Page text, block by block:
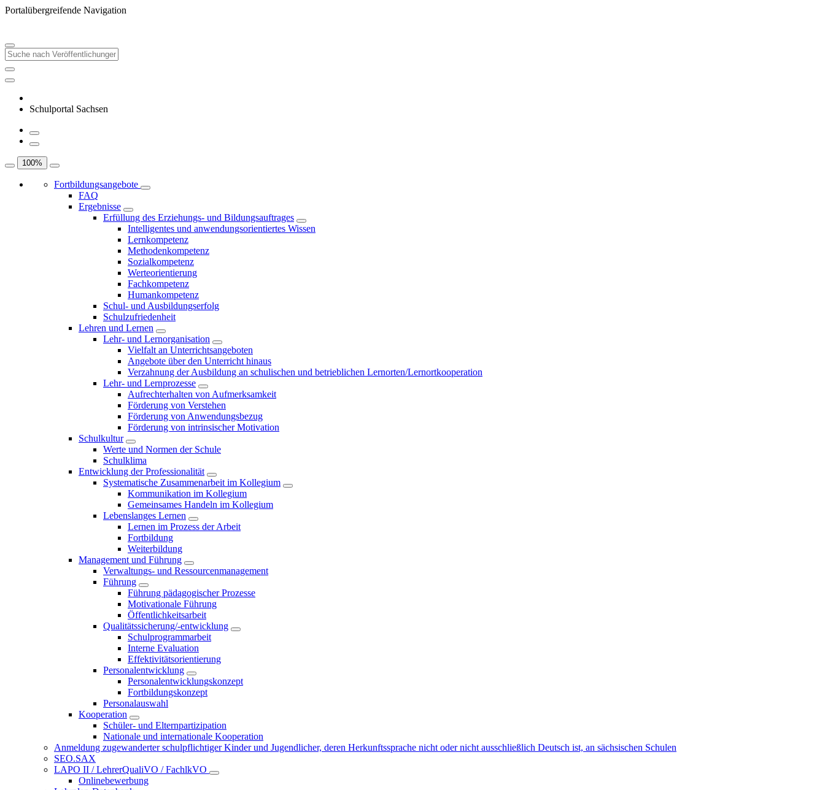
Portalübergreifende Navigation
Schulportal Sachsen
100%
Fortbildungsangebote
FAQ
Ergebnisse
Erfüllung des Erziehungs- und Bildungsauftrages
Intelligentes und anwendungsorientiertes Wissen
Lernkompetenz
Methodenkompetenz
Sozialkompetenz
Werteorientierung
Fachkompetenz
Humankompetenz
Schul- und Ausbildungserfolg
Schulzufriedenheit
Lehren und Lernen
Lehr- und Lernorganisation
Vielfalt an Unterrichtsangeboten
Angebote über den Unterricht hinaus
Verzahnung der Ausbildung an schulischen und betrieblichen Lernorten/Lernortkooperation
Lehr- und Lernprozesse
Aufrechterhalten von Aufmerksamkeit
Förderung von Verstehen
Förderung von Anwendungsbezug
Förderung von intrinsischer Motivation
Schulkultur
Werte und Normen der Schule
Schulklima
Entwicklung der Professionalität
Systematische Zusammenarbeit im Kollegium
Kommunikation im Kollegium
Gemeinsames Handeln im Kollegium
Lebenslanges Lernen
Lernen im Prozess der Arbeit
Fortbildung
Weiterbildung
Management und Führung
Verwaltungs- und Ressourcenmanagement
Führung
Führung pädagogischer Prozesse
Motivationale Führung
Öffentlichkeitsarbeit
Qualitätssicherung/-entwicklung
Schulprogrammarbeit
Interne Evaluation
Effektivitätsorientierung
Personalentwicklung
Personalentwicklungskonzept
Fortbildungskonzept
Personalauswahl
Kooperation
Schüler- und Elternpartizipation
Nationale und internationale Kooperation
Anmeldung zugewanderter schulpflichtiger Kinder und Jugendlicher, deren Herkunftssprache nicht oder nicht ausschließlich Deutsch ist, an sächsischen Schulen
SEO.SAX
LAPO II / LehrerQualiVO / FachlkVO
Onlinebewerbung